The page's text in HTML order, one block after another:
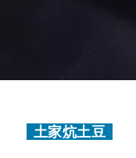
土家炕土豆